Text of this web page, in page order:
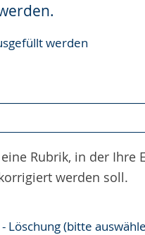
werden
Rubrik, in der
werden soll.
Löschung (bitte